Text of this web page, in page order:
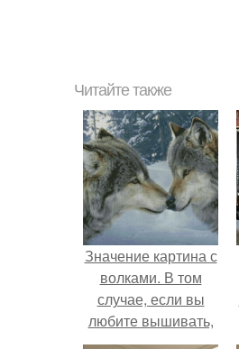
Читайте также
Значение картина с
волками. В том
случае, если вы
любите вышивать,
то наверняка